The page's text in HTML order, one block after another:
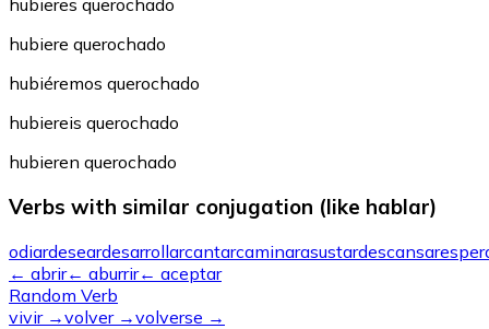
hubieres querochado
hubiere querochado
hubiéremos querochado
hubiereis querochado
hubieren querochado
Verbs with similar conjugation (like hablar)
odiardeseardesarrollarcantarcaminarasustardescansar
← abrir← aburrir← aceptar
Random Verb
vivir→volver→volverse →